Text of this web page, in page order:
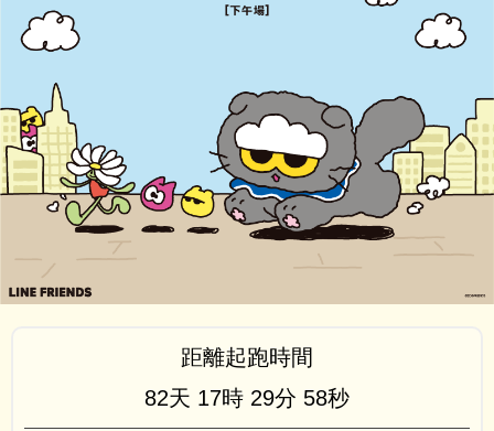
距離起跑時間
82天 17時 29分 57秒